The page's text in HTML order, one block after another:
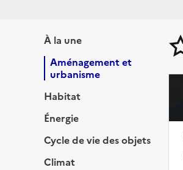
À la une
Aménagement et
urbanisme
Habitat
Énergie
Cycle de vie des objets
Climat